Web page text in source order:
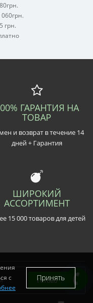
грн.
ГАРАНТИЯ НА
ТОВАР
и возврат в течение 14
дней + Гарантия
ШИРОКИЙ
АССОРТИМЕНТ
15 000 товаров для детей
Готово
с
Принять